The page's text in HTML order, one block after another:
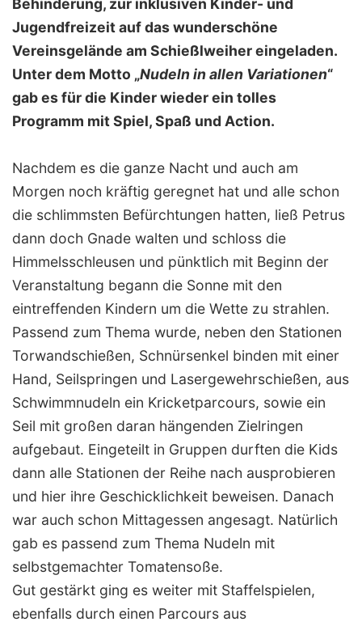
Behinderung, zur inklusiven Kinder- und
Jugendfreizeit auf das wunderschöne
Vereinsgelände am Schießlweiher eingeladen.
Unter dem Motto „Nudeln in allen Variationen“
gab es für die Kinder wieder ein tolles
Programm mit Spiel, Spaß und Action.
Nachdem es die ganze Nacht und auch am
Morgen noch kräftig geregnet hat und alle schon
die schlimmsten Befürchtungen hatten, ließ Petrus
dann doch Gnade walten und schloss die
Himmelsschleusen und pünktlich mit Beginn der
Veranstaltung begann die Sonne mit den
eintreffenden Kindern um die Wette zu strahlen.
Passend zum Thema wurde, neben den Stationen
Torwandschießen, Schnürsenkel binden mit einer
Hand, Seilspringen und Lasergewehrschießen, aus
Schwimmnudeln ein Kricketparcours, sowie ein
Seil mit großen daran hängenden Zielringen
aufgebaut. Eingeteilt in Gruppen durften die Kids
dann alle Stationen der Reihe nach ausprobieren
und hier ihre Geschicklichkeit beweisen. Danach
war auch schon Mittagessen angesagt. Natürlich
gab es passend zum Thema Nudeln mit
selbstgemachter Tomatensoße.
Gut gestärkt ging es weiter mit Staffelspielen,
ebenfalls durch einen Parcours aus